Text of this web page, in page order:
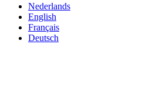
Nederlands
English
Français
Deutsch